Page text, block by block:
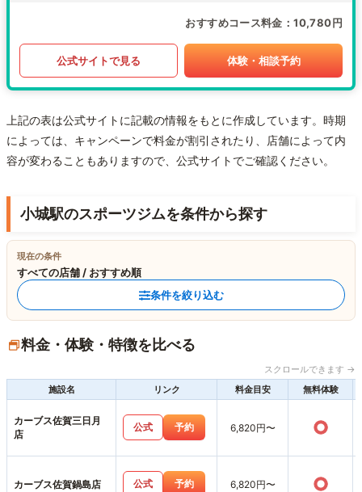
おすすめコース料金 10,780円
公式サイトで見る 体験・相談予約
上記の表は公式サイトに記載の情報をもとに作成しています。時期
によっては、キャンペーンで料金が割引されたり、店舗によって内
容が変わることもありますので、公式サイトでご確認ください。
小城駅のスポーツジムを条件から探す
現在の条件
すべての店舗 / おすすめ順
条件を絞り込む
料金・体験・特徴を比べる
スクロールできます →
施設名
リンク 料金目安 無料体験
カーブス佐賀三日月
店
公式 予約 6,820円〜 ○
カーブス佐賀鍋島店 公式 予約 6,820円〜 ○